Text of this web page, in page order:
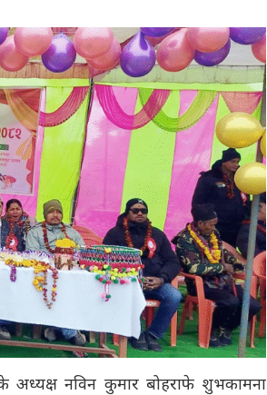
अध्यक्ष नविन कुमार बोहराफे शुभकामना